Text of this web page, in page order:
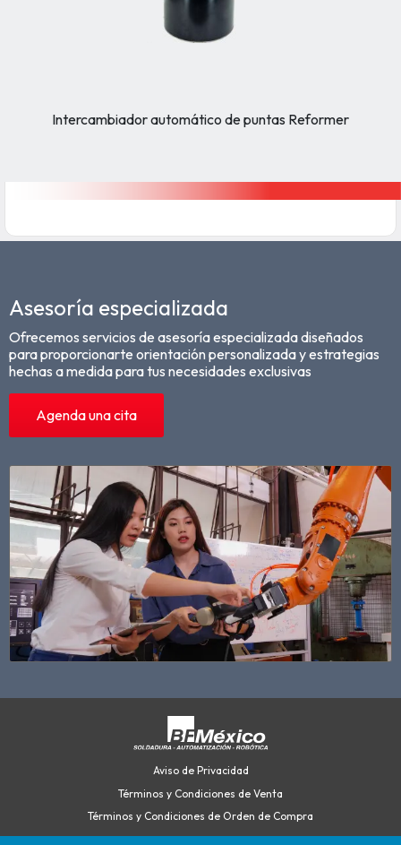
Intercambiador automático de puntas Reformer
Asesoría especializada
Ofrecemos servicios de asesoría especializada diseñados
para proporcionarte orientación personalizada y estrategias
hechas a medida para tus necesidades exclusivas
Agenda una cita
Aviso de Privacidad
Términos y Condiciones de Venta
Términos y Condiciones de Orden de Compra